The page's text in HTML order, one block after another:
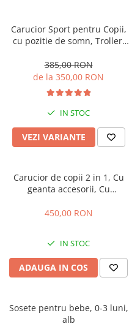
Carucior Sport pentru Copii,
cu pozitie de somn, Troller,
Tehnologia inovatoare One-
Hand Folding
385,00 RON
de la 350,00 RON
IN STOC
VEZI VARIANTE
Carucior de copii 2 in 1, Cu
geanta accesorii, Cu
Pliabil ergonomic, Belecoo,
450,00 RON
IN STOC
ADAUGA IN COS
Sosete pentru bebe, 0-3 luni,
alb